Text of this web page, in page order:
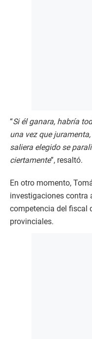
“Si él ganara, habría
una vez que
saliera elegido se
ciertamente”, resaltó.
En otro momento,
investigaciones contra
competencia del fiscal
provinciales.